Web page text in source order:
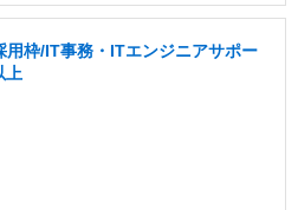
用枠/IT事務・ITエンジニアサポー
上